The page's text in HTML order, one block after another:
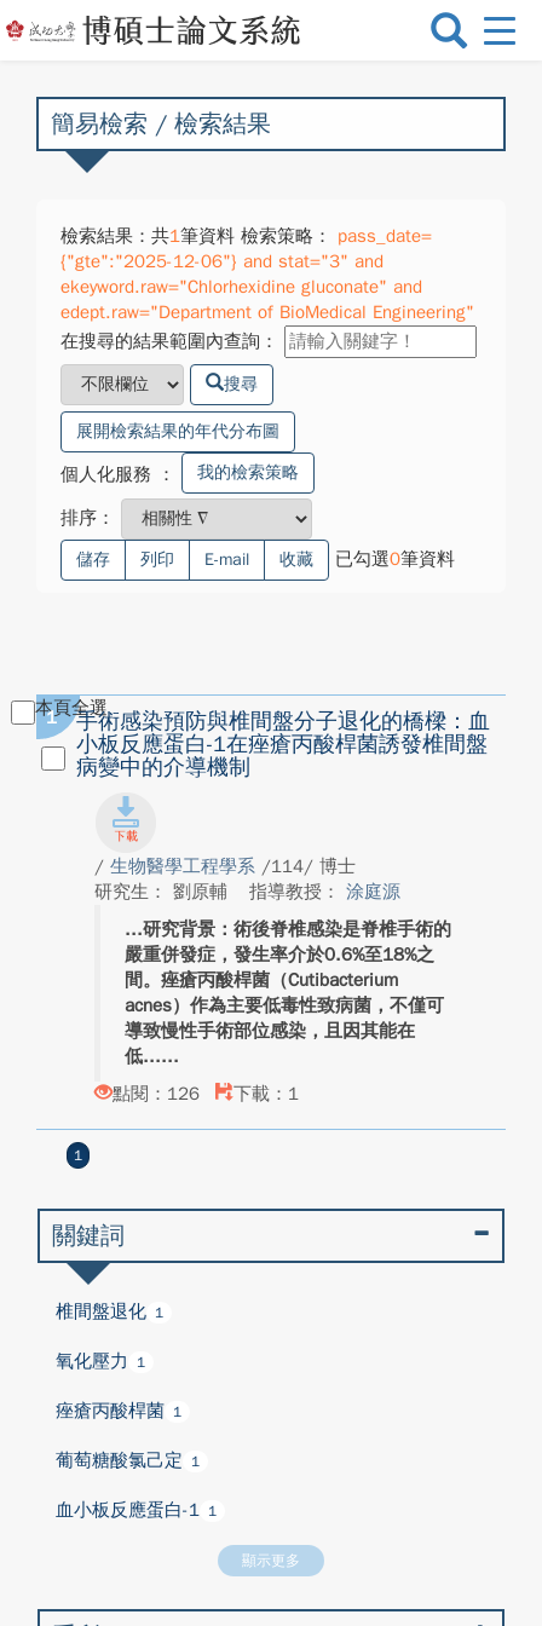
選
換
簡易檢索 / 檢索結果
檢索結果：共1筆資料 檢索策略：
pass_date=
{"gte":"2025-12-06"} and stat="3" and
ekeyword.raw="Chlorhexidine gluconate" and
edept.raw="Department of BioMedical Engineering"
在搜尋的結果範圍內查詢：
搜尋
展開檢索結果的年代分布圖
個人化服務 ： 我的檢索策略
排序：
儲存 列印 E-mail 收藏 已勾選0筆資料
本頁全選
1
手術感染預防與椎間盤分子退化的橋樑：血
小板反應蛋白-1在痤瘡丙酸桿菌誘發椎間盤
病變中的介導機制
/ 生物醫學工程學系 /114/ 博士
研究生： 劉原輔
指導教授： 涂庭源
研究背景：術後脊椎感染是脊椎手術的
嚴重併發症，發生率介於0.6%至18%之
間。痤瘡丙酸桿菌（Cutibacterium
acnes）作為主要低毒性致病菌，不僅可
導致慢性手術部位感染，且因其能在
低...
點閱：126
下載：1
1
關鍵詞
椎間盤退化 1
氧化壓力 1
痤瘡丙酸桿菌 1
葡萄糖酸氯己定 1
血小板反應蛋白-1 1
顯示更多